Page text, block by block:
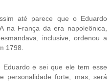
até parece que o Eduardo
na França da era napoleônica,
inclusive, ordenou a
1798.
Eduardo e sei que ele tem esse
personalidade forte, mas, será